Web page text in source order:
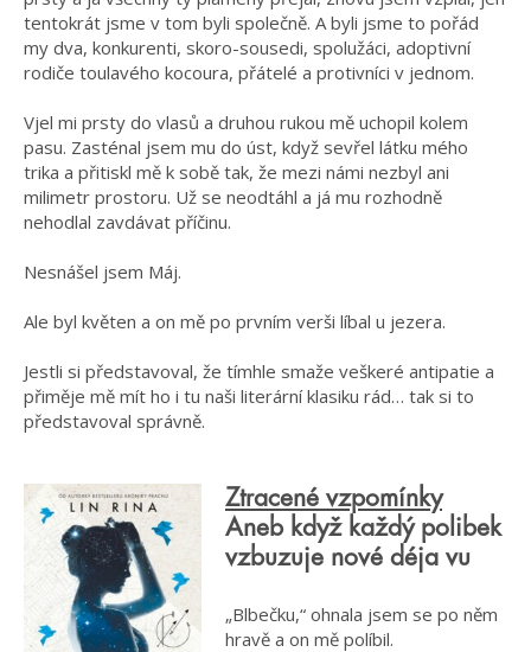
tentokrát jsme v tom byli společně. A byli jsme to pořád
my dva, konkurenti, skoro-sousedi, spolužáci, adoptivní
rodiče toulavého kocoura, přátelé a protivníci v jednom.
Vjel mi prsty do vlasů a druhou rukou mě uchopil kolem
pasu. Zasténal jsem mu do úst, když sevřel látku mého
trika a přitiskl mě k sobě tak, že mezi námi nezbyl ani
milimetr prostoru. Už se neodtáhl a já mu rozhodně
nehodlal zavdávat příčinu.
Nesnášel jsem Máj.
Ale byl květen a on mě po prvním verši líbal u jezera.
Jestli si představoval, že tímhle smaže veškeré antipatie a
přiměje mě mít ho i tu naši literární klasiku rád… tak si to
představoval správně.
Ztracené vzpomínky
Aneb když každý polibek
vzbuzuje nové déja vu
„Blbečku,“ ohnala jsem se po něm
hravě a on mě políbil.